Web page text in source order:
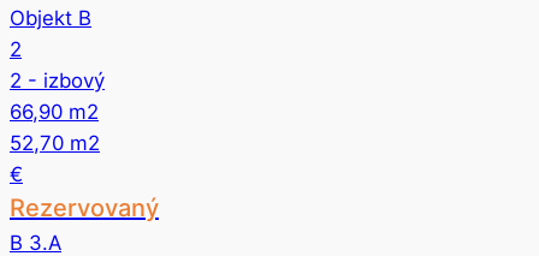
Objekt B
2
2 - izbový
66,90 m2
52,70 m2
€
Rezervovaný
B 3.A